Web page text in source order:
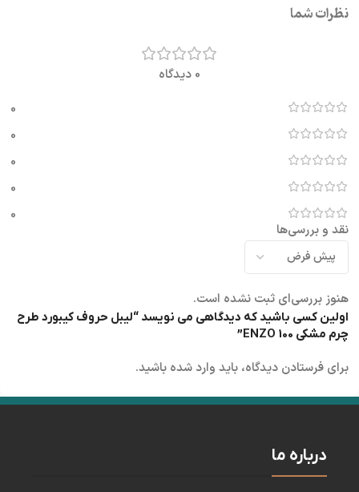
نظرات شما
0 دیدگاه
0
0
0
0
0
نقد و بررسی‌ها
هنوز بررسی‌ای ثبت نشده است.
اولین کسی باشید که دیدگاهی می نویسد “لیبل حروف کیبورد طرح
چرم مشکی ENZO 100”
برای فرستادن دیدگاه، باید وارد شده باشید.
درباره ما